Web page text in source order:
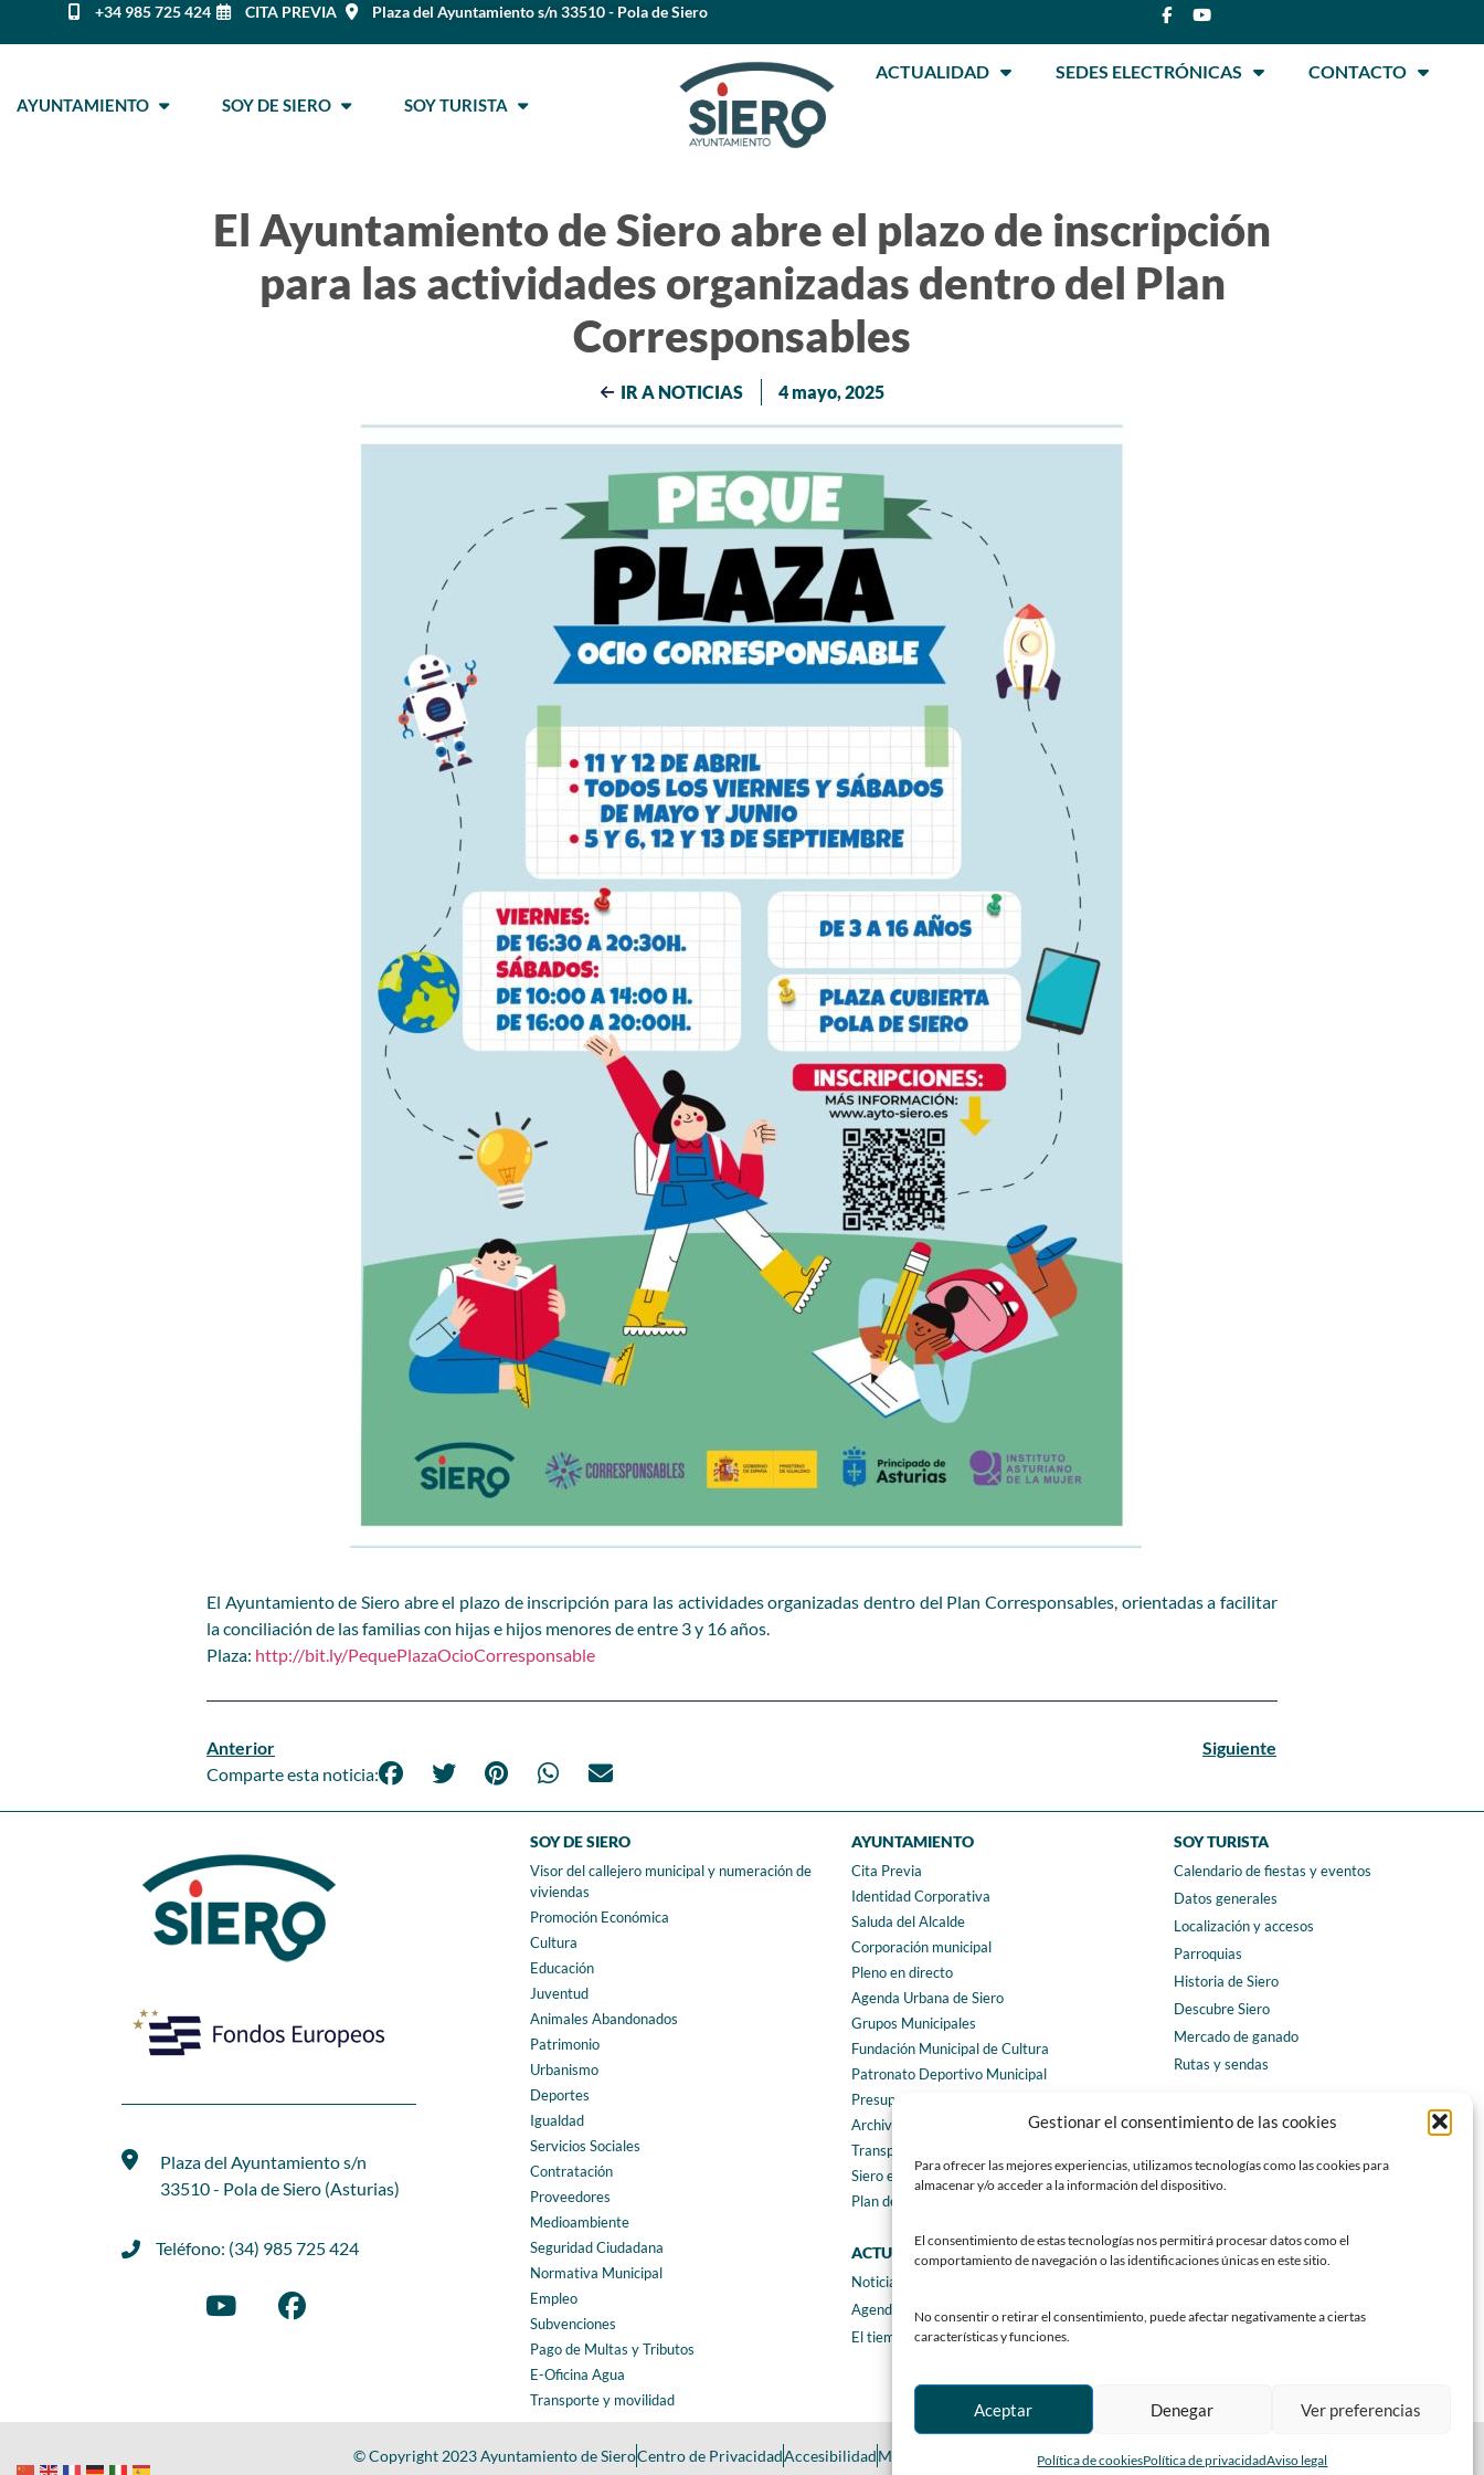
Gestionar el consentimiento de las cookies
Para ofrecer las mejores experiencias, utilizamos tecnologías como las cookies para
almacenar y/o acceder a la información del dispositivo.
El consentimiento de estas tecnologías nos permitirá procesar datos como el
comportamiento de navegación o las identificaciones únicas en este sitio.
No consentir o retirar el consentimiento, puede afectar negativamente a ciertas
características y funciones.
Aceptar Denegar Ver preferencias
Política de cookiesPolítica de privacidadAviso legal
+34 985 725 424 CITA PREVIA Plaza del Ayuntamiento s/n 33510 - Pola de Siero
AYUNTAMIENTO SOY DE SIERO SOY TURISTA
ACTUALIDAD SEDES ELECTRÓNICAS CONTACTO
El Ayuntamiento de Siero abre el plazo de inscripción
para las actividades organizadas dentro del Plan
Corresponsables
IR A NOTICIAS 4 mayo, 2025
El Ayuntamiento de Siero abre el plazo de inscripción para las actividades organizadas dentro del Plan Corresponsables, orientadas a facilitar
la conciliación de las familias con hijas e hijos menores de entre 3 y 16 años.
Plaza: http://bit.ly/PequePlazaOcioCorresponsable
Anterior
Siguiente
Comparte esta noticia:
Plaza del Ayuntamiento s/n
33510 - Pola de Siero (Asturias)
Teléfono: (34) 985 725 424
SOY DE SIERO
Visor del callejero municipal y numeración de
viviendas
Promoción Económica
Cultura
Educación
Juventud
Animales Abandonados
Patrimonio
Urbanismo
Deportes
Igualdad
Servicios Sociales
Contratación
Proveedores
Medioambiente
Seguridad Ciudadana
Normativa Municipal
Empleo
Subvenciones
Pago de Multas y Tributos
E-Oficina Agua
Transporte y movilidad
AYUNTAMIENTO
Cita Previa
Identidad Corporativa
Saluda del Alcalde
Corporación municipal
Pleno en directo
Agenda Urbana de Siero
Grupos Municipales
Fundación Municipal de Cultura
Patronato Deportivo Municipal
Presupuestos municipales
Archivo municipal
Transparencia
Siero en Cifras
Plan de igualdad
ACTUALIDAD
Noticias
Agenda
El tiempo
SOY TURISTA
Calendario de fiestas y eventos
Datos generales
Localización y accesos
Parroquias
Historia de Siero
Descubre Siero
Mercado de ganado
Rutas y sendas
CONTACTO
Teléfonos de interés
Formulario de contacto
Sede de la Fundación Municipal de Cultura
© Copyright 2023 Ayuntamiento de SieroCentro de PrivacidadAccesibilidadMapa web Desarrollado por TOOOLS